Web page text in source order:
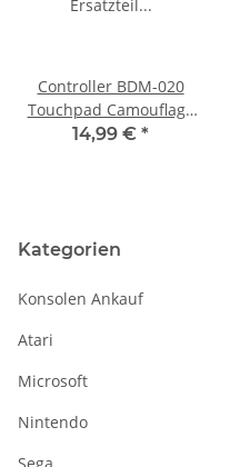
Controller BDM-020
Touchpad Camouflage
Ersatzteil für Sony
14,99 € *
Kategorien
Konsolen Ankauf
Atari
Microsoft
Nintendo
Sega